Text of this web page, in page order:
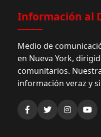
Información al
Medio de
en Nueva York,
comunitarios.
información veraz y